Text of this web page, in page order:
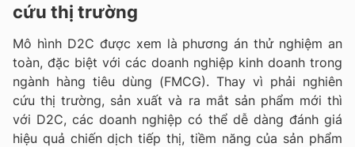
cứu thị trường
Mô hình D2C được xem là phương án thử nghiệm an
toàn, đặc biệt với các doanh nghiệp kinh doanh trong
ngành hàng tiêu dùng (FMCG). Thay vì phải nghiên
cứu thị trường, sản xuất và ra mắt sản phẩm mới thì
với D2C, các doanh nghiệp có thể dễ dàng đánh giá
hiệu quả chiến dịch tiếp thị, tiềm năng của sản phẩm